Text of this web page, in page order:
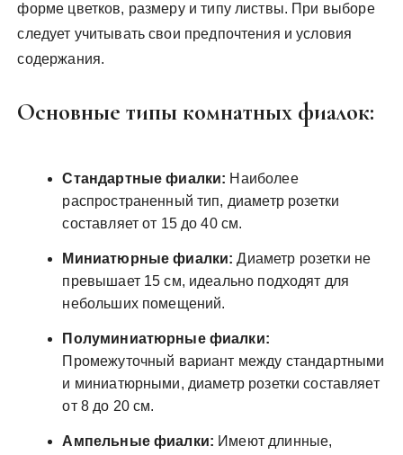
форме цветков, размеру и типу листвы. При выборе
следует учитывать свои предпочтения и условия
содержания.
Основные типы комнатных фиалок:
Стандартные фиалки: Наиболее
распространенный тип, диаметр розетки
составляет от 15 до 40 см.
Миниатюрные фиалки: Диаметр розетки не
превышает 15 см, идеально подходят для
небольших помещений.
Полуминиатюрные фиалки:
Промежуточный вариант между стандартными
и миниатюрными, диаметр розетки составляет
от 8 до 20 см.
Ампельные фиалки: Имеют длинные,